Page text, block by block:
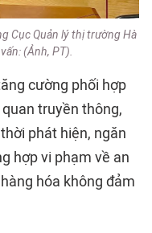
Cục Quản lý thị trường Hà
(Ảnh, PT).
cường phối hợp
truyền thông,
phát hiện, ngăn
hợp vi phạm về an
hóa không đảm